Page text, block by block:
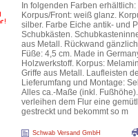
In folgenden Farben
Korpus/Front: weiß glanz.
silber. Farbe Eiche antik- und
Schubkästen.
aus Metall. Rückwand
Füße: 4,5 cm. Made in
Holzwerkstoff. Korpus:
Griffe aus Metall. Laufleisten
Lieferumfang und Montage:
Alles ca.-Maße (inkl.
verleihen dem Flur eine
gestreckt und bekommt so m
Schwab Versand GmbH